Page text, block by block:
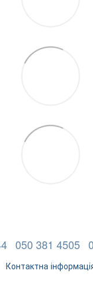
050 381 4505
Контактна